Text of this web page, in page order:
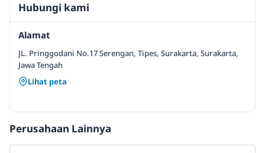
Hubungi kami
Alamat
JL. Pringgodani No.17 Serengan, Tipes, Surakarta, Surakarta,
Jawa Tengah
Lihat peta
Perusahaan Lainnya